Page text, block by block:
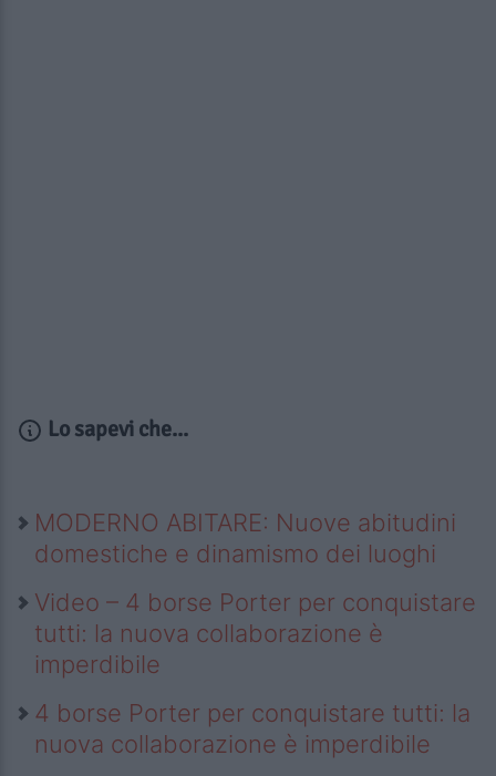
Lo sapevi che...
MODERNO ABITARE: Nuove abitudini
domestiche e dinamismo dei luoghi
Video – 4 borse Porter per conquistare
tutti: la nuova collaborazione è
imperdibile
4 borse Porter per conquistare tutti: la
nuova collaborazione è imperdibile